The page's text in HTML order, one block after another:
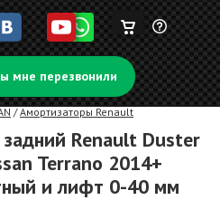
Задать
вопрос
Корзина
пуста
мне перезвонили
/Амортизаторы Renault
Renault Duster
Terrano 2014+
и лифт 0-40 мм